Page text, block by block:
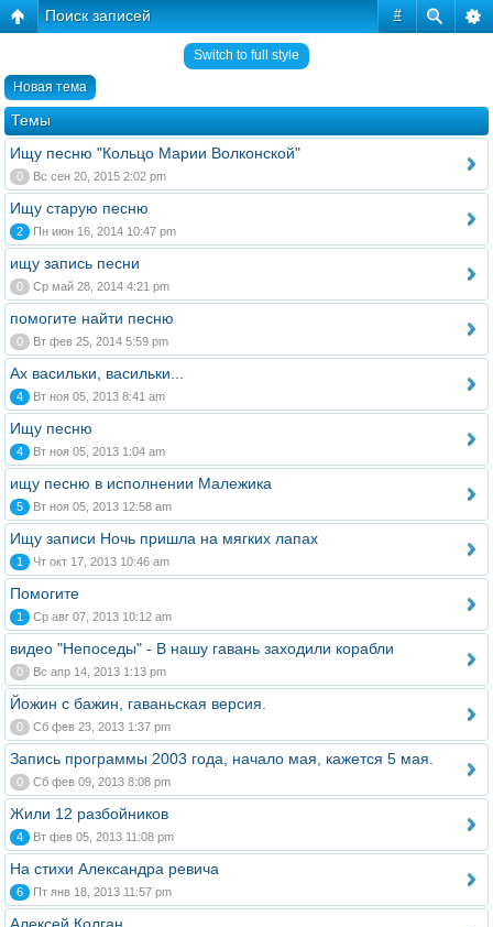
#
Поиск записей
Switch to full style
Новая тема
Темы
Ищу песню "Кольцо Марии Волконской"
0 Вс сен 20, 2015 2:02 pm
Ищу старую песню
2 Пн июн 16, 2014 10:47 pm
ищу запись песни
0 Ср май 28, 2014 4:21 pm
помогите найти песню
0 Вт фев 25, 2014 5:59 pm
Ах васильки, васильки...
4 Вт ноя 05, 2013 8:41 am
Ищу песню
4 Вт ноя 05, 2013 1:04 am
ищу песню в исполнении Малежика
5 Вт ноя 05, 2013 12:58 am
Ищу записи Ночь пришла на мягких лапах
1 Чт окт 17, 2013 10:46 am
Помогите
1 Ср авг 07, 2013 10:12 am
видео "Непоседы" - В нашу гавань заходили корабли
0 Вс апр 14, 2013 1:13 pm
Йожин с бажин, гаваньская версия.
0 Сб фев 23, 2013 1:37 pm
Запись программы 2003 года, начало мая, кажется 5 мая.
0 Сб фев 09, 2013 8:08 pm
Жили 12 разбойников
4 Вт фев 05, 2013 11:08 pm
На стихи Александра ревича
6 Пт янв 18, 2013 11:57 pm